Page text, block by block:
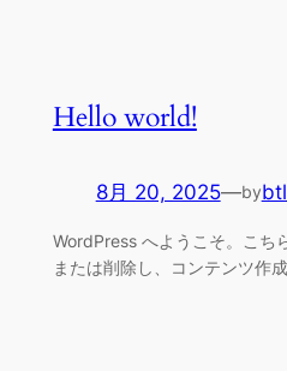
Hello world!
8月 20, 2025—by
WordPress へようこそ。こち
または削除し、コンテンツ作